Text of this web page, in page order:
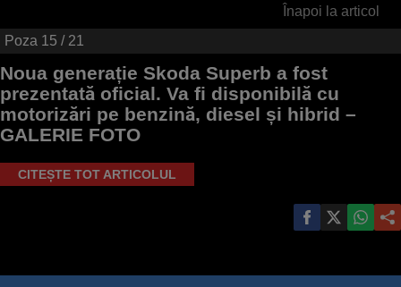
Înapoi la articol
Poza 15 / 21
Noua generație Skoda Superb a fost
prezentată oficial. Va fi disponibilă cu
motorizări pe benzină, diesel și hibrid –
GALERIE FOTO
CITEȘTE TOT ARTICOLUL